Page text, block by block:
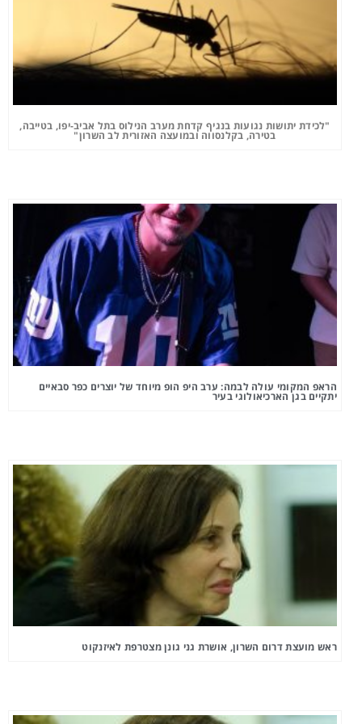
"לכידת יתושות נגועות בנגיף קדחת מערב הנילוס בתל אביב-יפו, בטייבה,
בטירה, בקלנסווה ובמועצה האזורית לב השרון"
הראפ המקומי עולה לבמה: ערב היפ הופ מיוחד של יוצרים כפר סבאיים
יתקיים בגן הארכיאולוגי בעיר
ראש מועצת דרום השרון, אושרת גני גונן מצטרפת לאיזנקוט